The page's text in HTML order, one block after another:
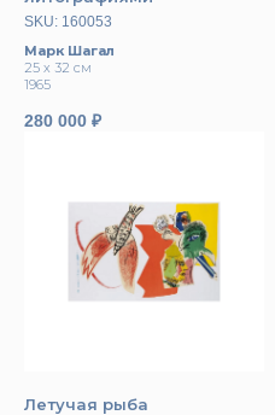
SKU: 160053
Марк Шагал
25 х 32 см
1965
280 000 ₽
Летучая рыба